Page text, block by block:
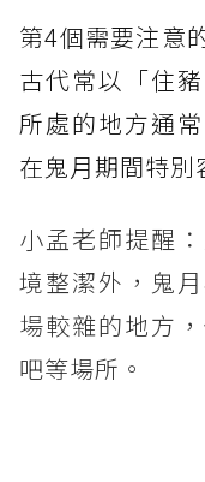
第4個需要注意
古代常以「住
所處的地方通
在鬼月期間特別
小孟老師提醒
境整潔外，鬼
場較雜的地方
吧等場所。